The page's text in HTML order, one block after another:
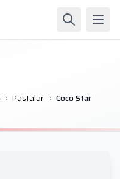
Pastalar Coco Star